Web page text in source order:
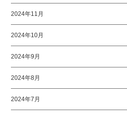
2024年11月
2024年10月
2024年9月
2024年8月
2024年7月